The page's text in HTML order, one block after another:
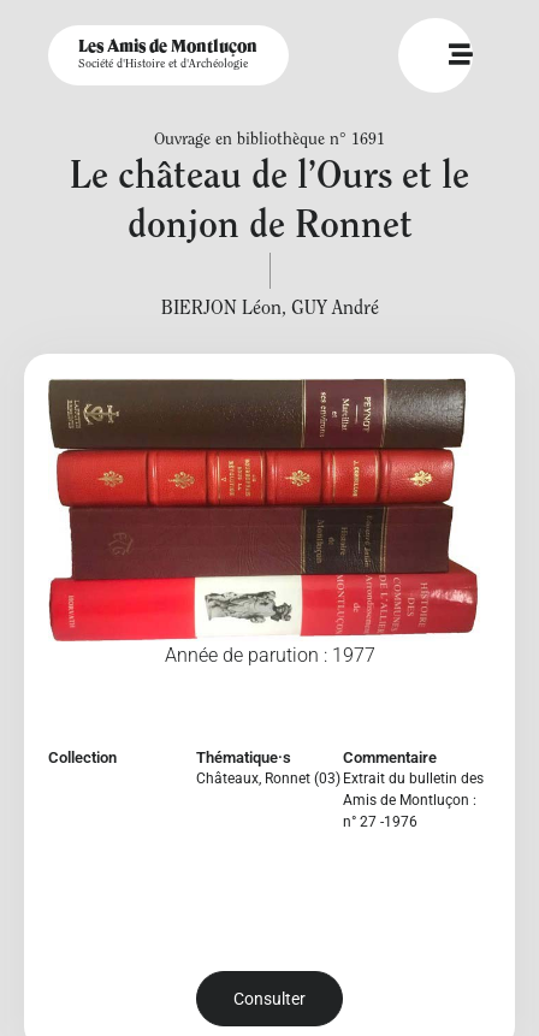
Les Amis de Montluçon
Société d'Histoire et d'Archéologie
Ouvrage en bibliothèque n° 1691
Le château de l’Ours et le
donjon de Ronnet
BIERJON Léon, GUY André
Année de parution : 1977
Collection Thématique·s
Châteaux, Ronnet (03)
Commentaire
Extrait du bulletin des
Amis de Montluçon :
n° 27 -1976
Consulter